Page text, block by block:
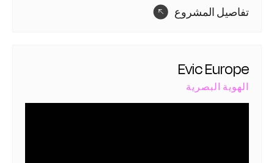
تفاصيل المشروع
Evic Europe
الهوية البصرية